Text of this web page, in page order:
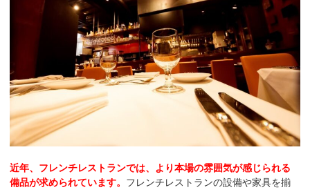
近年、フレンチレストランでは、より本場の雰囲気が感じられる
備品が求められています。 フレンチレストランの設備や家具を揃